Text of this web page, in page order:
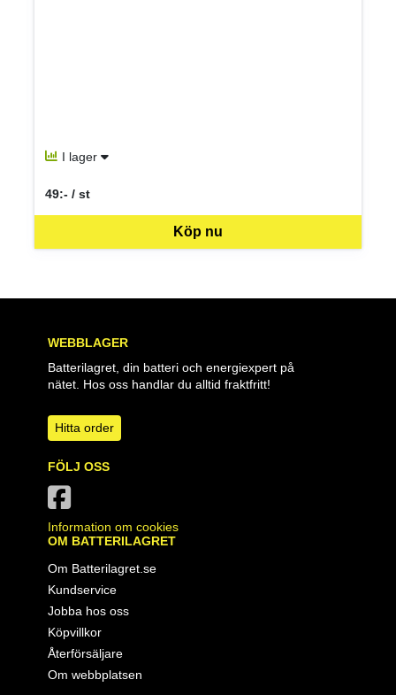
I lager
Köp nu
49:- / st
SEK per ST
WEBBLAGER
Batterilagret, din batteri och energiexpert på
nätet. Hos oss handlar du alltid fraktfritt!
Hitta order
FÖLJ OSS
Information om cookies
OM BATTERILAGRET
Om Batterilagret.se
Kundservice
Jobba hos oss
Köpvillkor
Återförsäljare
Om webbplatsen